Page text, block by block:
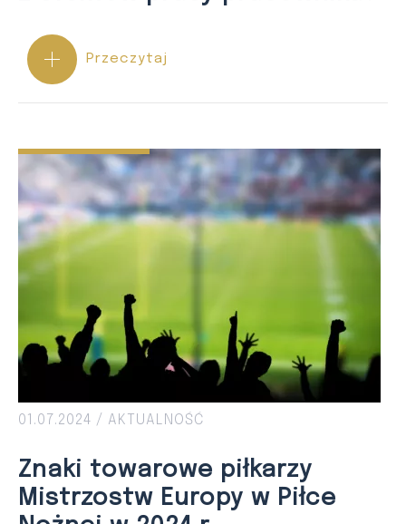
Przeczytaj
01.07.2024 / AKTUALNOŚĆ
Znaki towarowe piłkarzy
Mistrzostw Europy w Piłce